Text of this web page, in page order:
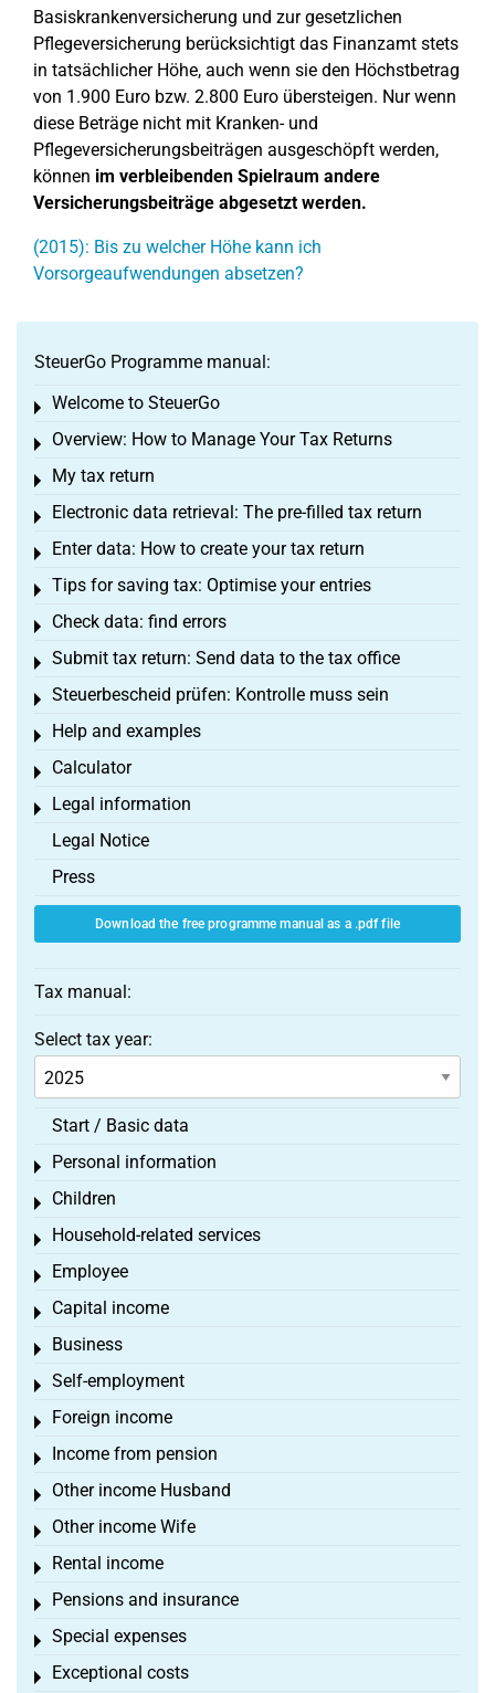
Basiskrankenversicherung und zur gesetzlichen
Pflegeversicherung berücksichtigt das Finanzamt stets
in tatsächlicher Höhe, auch wenn sie den Höchstbetrag
von 1.900 Euro bzw. 2.800 Euro übersteigen. Nur wenn
diese Beträge nicht mit Kranken- und
Pflegeversicherungsbeiträgen ausgeschöpft werden,
können im verbleibenden Spielraum andere
Versicherungsbeiträge abgesetzt werden.
(2015): Bis zu welcher Höhe kann ich
Vorsorgeaufwendungen absetzen?
SteuerGo Programme manual:
Welcome to SteuerGo
Toggle menu
Overview: How to Manage Your Tax Returns
Toggle menu
My tax return
Toggle menu
Electronic data retrieval: The pre-filled tax return
Toggle menu
Enter data: How to create your tax return
Toggle menu
Tips for saving tax: Optimise your entries
Toggle menu
Check data: find errors
Toggle menu
Submit tax return: Send data to the tax office
Toggle menu
Steuerbescheid prüfen: Kontrolle muss sein
Toggle menu
Help and examples
Toggle menu
Calculator
Toggle menu
Legal information
Toggle menu
Legal Notice
Press
Download the free programme manual as a .pdf file
Tax manual:
Select tax year:
Start / Basic data
Personal information
Toggle menu
Children
Toggle menu
Household-related services
Toggle menu
Employee
Toggle menu
Capital income
Toggle menu
Business
Toggle menu
Self-employment
Toggle menu
Foreign income
Toggle menu
Income from pension
Toggle menu
Other income Husband
Toggle menu
Other income Wife
Toggle menu
Rental income
Toggle menu
Pensions and insurance
Toggle menu
Special expenses
Toggle menu
Exceptional costs
Toggle menu